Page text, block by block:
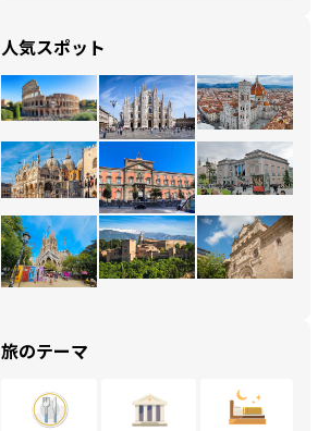
人気スポット
旅のテーマ